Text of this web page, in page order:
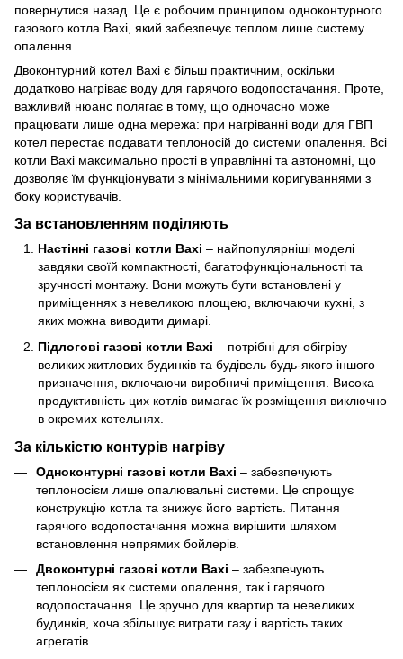
повернутися назад. Це є робочим принципом одноконтурного
газового котла Baxi, який забезпечує теплом лише систему
опалення.
Двоконтурний котел Baxi є більш практичним, оскільки
додатково нагріває воду для гарячого водопостачання. Проте,
важливий нюанс полягає в тому, що одночасно може
працювати лише одна мережа: при нагріванні води для ГВП
котел перестає подавати теплоносій до системи опалення. Всі
котли Baxi максимально прості в управлінні та автономні, що
дозволяє їм функціонувати з мінімальними коригуваннями з
боку користувачів.
За встановленням поділяють
Настінні газові котли Baxi – найпопулярніші моделі
завдяки своїй компактності, багатофункціональності та
зручності монтажу. Вони можуть бути встановлені у
приміщеннях з невеликою площею, включаючи кухні, з
яких можна виводити димарі.
Підлогові газові котли Baxi – потрібні для обігріву
великих житлових будинків та будівель будь-якого іншого
призначення, включаючи виробничі приміщення. Висока
продуктивність цих котлів вимагає їх розміщення виключно
в окремих котельнях.
За кількістю контурів нагріву
Одноконтурні газові котли Baxi – забезпечують
теплоносієм лише опалювальні системи. Це спрощує
конструкцію котла та знижує його вартість. Питання
гарячого водопостачання можна вирішити шляхом
встановлення непрямих бойлерів.
Двоконтурні газові котли Baxi – забезпечують
теплоносієм як системи опалення, так і гарячого
водопостачання. Це зручно для квартир та невеликих
будинків, хоча збільшує витрати газу і вартість таких
агрегатів.